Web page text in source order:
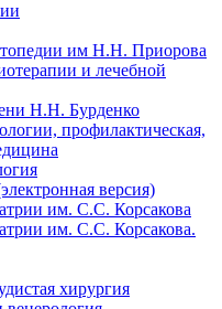
им Н.Н. Приорова
и лечебной
Н.Н. Бурденко
профилактическая,
версия)
им. С.С. Корсакова
им. С.С. Корсакова.
хирургия